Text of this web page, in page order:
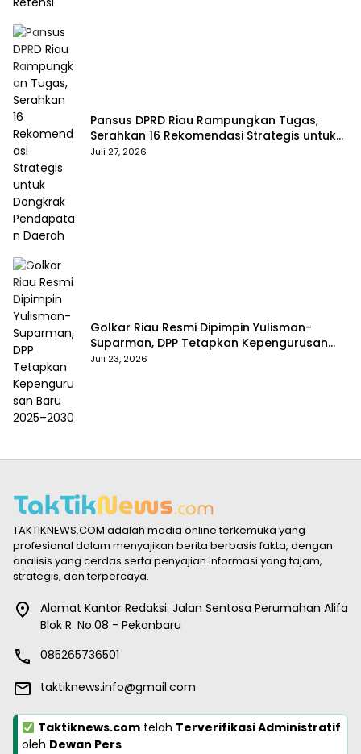
Pansus DPRD Riau Rampungkan Tugas,
Serahkan 16 Rekomendasi Strategis untuk
Dongkrak Pendapatan Daerah
Juli 27, 2026
Golkar Riau Resmi Dipimpin Yulisman-
Suparman, DPP Tetapkan Kepengurusan
Baru 2025–2030
Juli 23, 2026
TAKTIKNEWS.COM adalah media online terkemuka yang
profesional dalam menyajikan berita berbasis fakta, dengan
analisis yang cerdas serta penyajian informasi yang tajam,
strategis, dan terpercaya.
Alamat Kantor Redaksi: Jalan Sentosa Perumahan Alifa
Blok R. No.08 - Pekanbaru
085265736501
taktiknews.info@gmail.com
Taktiknews.comtelah Terverifikasi Administratif
oleh Dewan Pers